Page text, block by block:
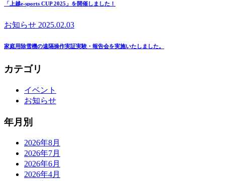
「上越e-sports CUP 2025」を開催しました！
お知らせ 2025.02.03
家庭用除雪機の遠隔操作実証実験・報告会を実施いたしました。
カテゴリ
イベント
お知らせ
年月別
2026年8月
2026年7月
2026年6月
2026年4月